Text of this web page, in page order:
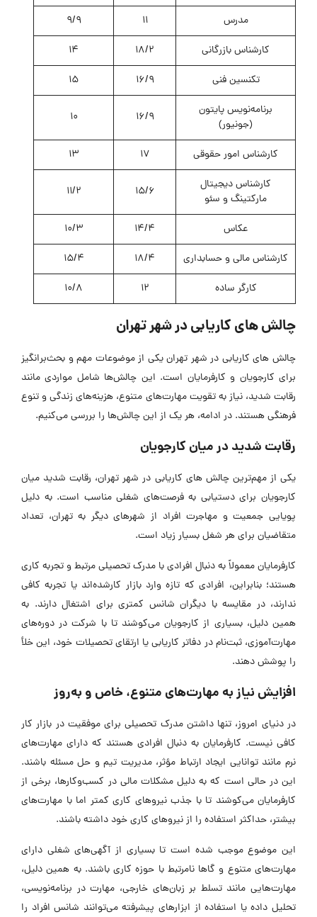
مدرس 11
9/9
کارشناس بازرگانی
18/2
14
تکنسین فنی
16/9
15
برنامه‌نویس پایتون
(جونیور)
16/9
10
کارشناس امور حقوقی 17
13
کارشناس دیجیتال
مارکتینگ و سئو
15/6
11/2
عکاس 14/4
10/3
کارشناس مالی و حسابداری
18/4
15/4
کارگر ساده
12
10/8
چالش های کاریابی در شهر تهران
چالش های کاریابی در شهر تهران یکی از موضوعات مهم و بحث‌برانگیز
برای کارجویان و کارفرمایان است. این چالش‌ها شامل مواردی مانند
رقابت شدید، نیاز به تقویت مهارت‌های متنوع، هزینه‌های زندگی و تنوع
فرهنگی هستند. در ادامه، هر یک از این چالش‌ها را بررسی می‌کنیم.
رقابت شدید در میان کارجویان
یکی از مهم‌ترین چالش های کاریابی در شهر تهران، رقابت شدید میان
کارجویان برای دستیابی به فرصت‌های شغلی مناسب است. به دلیل
پویایی جمعیت و مهاجرت افراد از شهرهای دیگر به تهران، تعداد
متقاضیان برای هر شغل بسیار زیاد است.
کارفرمایان معمولاً به دنبال افرادی با مدرک تحصیلی مرتبط و تجربه کاری
هستند؛ بنابراین، افرادی که تازه وارد بازار کارشده‌اند یا تجربه کافی
ندارند، در مقایسه با دیگران شانس کمتری برای اشتغال دارند. به
همین دلیل، بسیاری از کارجویان می‌کوشند تا با شرکت در دوره‌های
مهارت‌آموزی، ثبت‌نام در دفاتر کاریابی یا ارتقای تحصیلات خود، این خلأ
را پوشش دهند.
افزایش نیاز به مهارت‌های متنوع، خاص و به‌روز
در دنیای امروز، تنها داشتن مدرک تحصیلی برای موفقیت در بازار کار
کافی نیست. کارفرمایان به دنبال افرادی هستند که دارای مهارت‌های
نرم مانند توانایی ایجاد ارتباط مؤثر، مدیریت تیم و حل مسئله باشند.
این در حالی است که به دلیل مشکلات مالی در کسب‌وکارها، برخی از
کارفرمایان می‌کوشند تا با جذب نیروهای کاری کمتر اما با مهارت‌های
بیشتر، حداکثر استفاده را از نیروهای کاری خود داشته باشند.
این موضوع موجب شده است تا بسیاری از آگهی‌های شغلی دارای
مهارت‌های متنوع و گاها نامرتبط با حوزه کاری باشند. به همین دلیل،
مهارت‌هایی مانند تسلط بر زبان‌های خارجی، مهارت در برنامه‌نویسی،
تحلیل داده یا استفاده از ابزارهای پیشرفته می‌توانند شانس افراد را